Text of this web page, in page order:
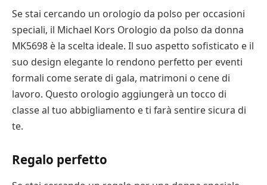
Se stai cercando un orologio da polso per occasioni
speciali, il Michael Kors Orologio da polso da donna
MK5698 è la scelta ideale. Il suo aspetto sofisticato e il
suo design elegante lo rendono perfetto per eventi
formali come serate di gala, matrimoni o cene di
lavoro. Questo orologio aggiungerà un tocco di
classe al tuo abbigliamento e ti farà sentire sicura di
te.
Regalo perfetto